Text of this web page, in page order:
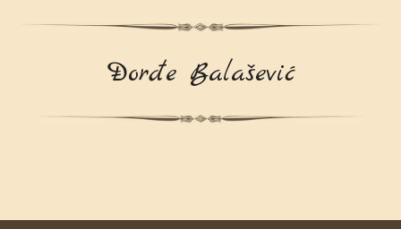
Đorđe Balašević